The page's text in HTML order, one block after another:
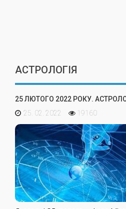
АСТРОЛОГІЯ
25 ЛЮТОГО 2022 РОКУ.
25. 02. 2022
19160